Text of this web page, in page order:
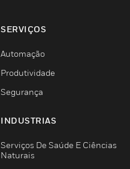
SERVIÇOS
Automação
Produtividade
Segurança
INDUSTRIAS
Serviços De Saúde E Ciências
Naturais